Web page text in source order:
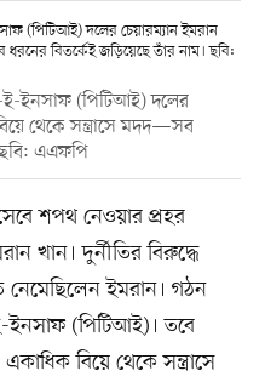
ই-ইনসাফ (পিটিআই) দলের
থেকে সন্ত্রাসে মদদ—সব
ছবি: এএফপি
শপথ নেওয়ার প্রহর
খান। দুর্নীতির বিরুদ্ধে
নেমেছিলেন ইমরান। গঠন
(পিটিআই)। তবে
বিয়ে থেকে সন্ত্রাসে